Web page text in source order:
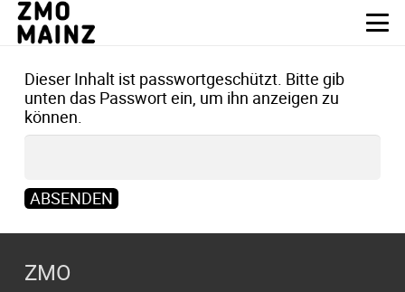
Dieser Inhalt ist passwortgeschützt. Bitte gib
unten das Passwort ein, um ihn anzeigen zu
können.
ZMO